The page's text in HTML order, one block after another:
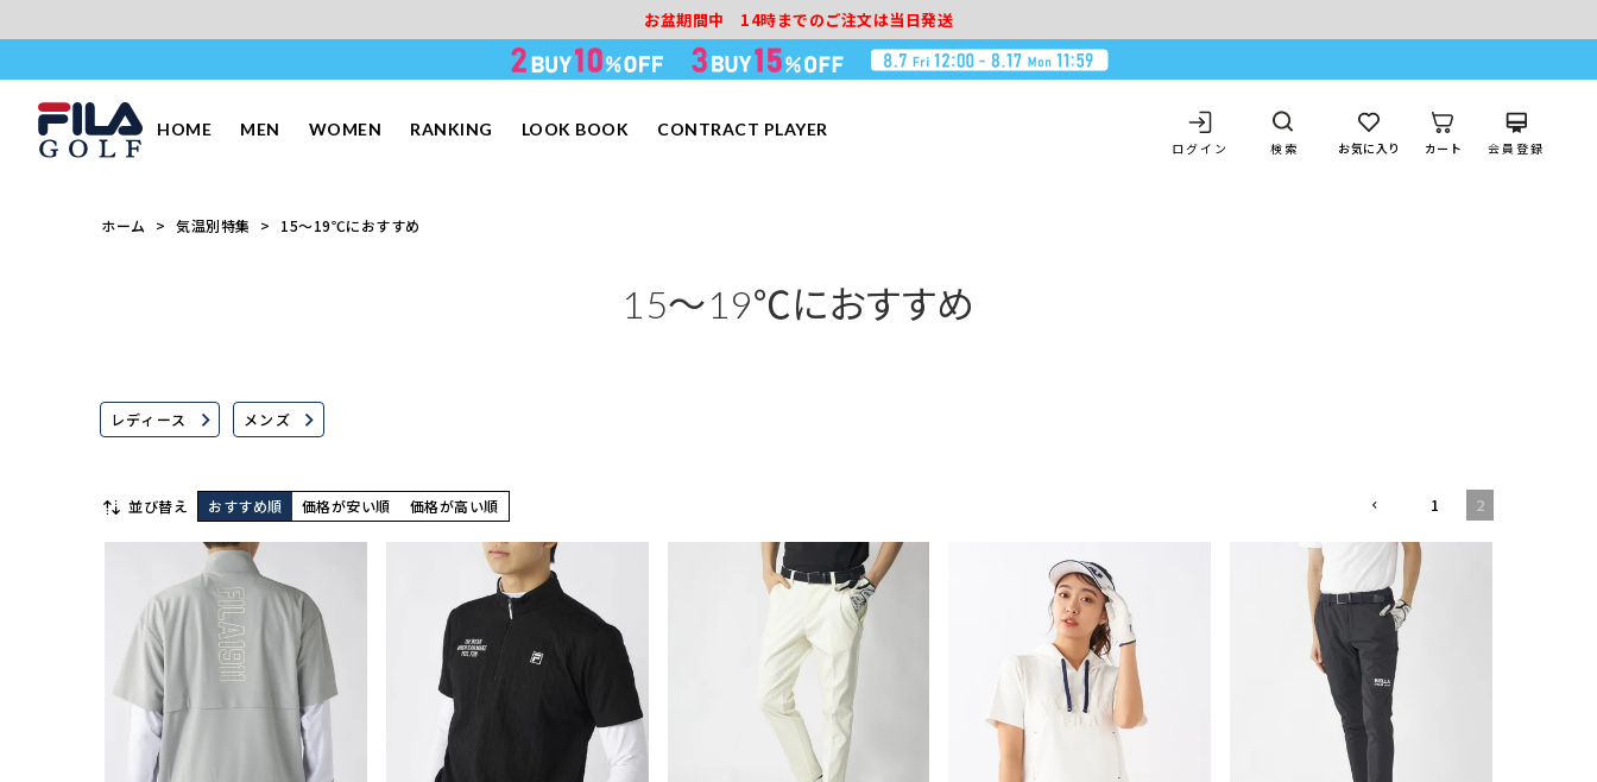
お盆期間中 14時までのご注文は当日発送
HOME MEN WOMEN RANKING LOOK BOOK CONTRACT PLAYER
ログイン 検索 お気に入り カート 会員登録
ホーム 気温別特集 15～19℃におすすめ
15～19℃におすすめ
レディース メンズ
並び替え おすすめ順 価格が安い順 価格が高い順 1 2